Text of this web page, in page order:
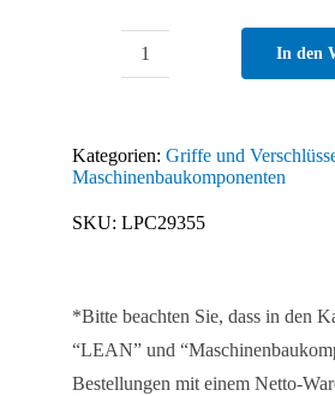
②
In den
Kategorien: Griffe und
Maschinenbaukomponenten
SKU: LPC29355
*Bitte beachten Sie, dass in den
“LEAN” und
Bestellungen mit einem Netto-